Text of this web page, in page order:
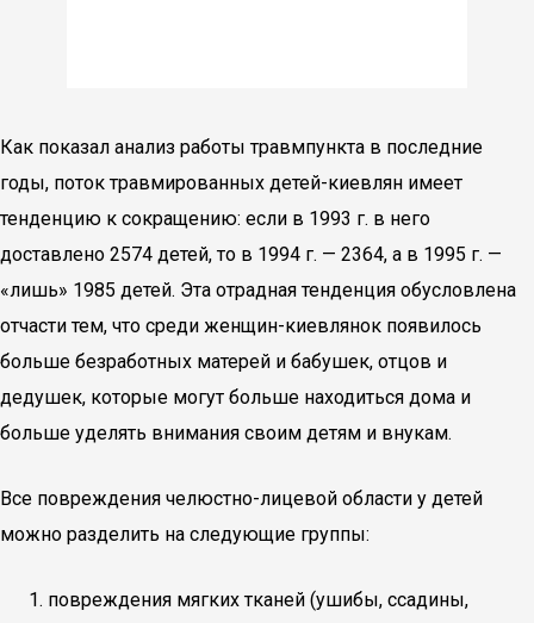
Как показал анализ работы травмпункта в последние
годы, поток травмированных детей-киевлян имеет
тенденцию к сокращению: если в 1993 г. в него
доставлено 2574 детей, то в 1994 г. — 2364, а в 1995 г. —
«лишь» 1985 детей. Эта отрадная тенденция обусловлена
отчасти тем, что среди женщин-киевлянок появилось
больше безработных матерей и бабушек, отцов и
дедушек, которые могут больше находиться дома и
больше уделять внимания своим детям и внукам.
Все повреждения челюстно-лицевой области у детей
можно разделить на следующие группы:
повреждения мягких тканей (ушибы, ссадины,